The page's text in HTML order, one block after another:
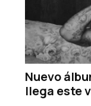
Nuevo
llega este